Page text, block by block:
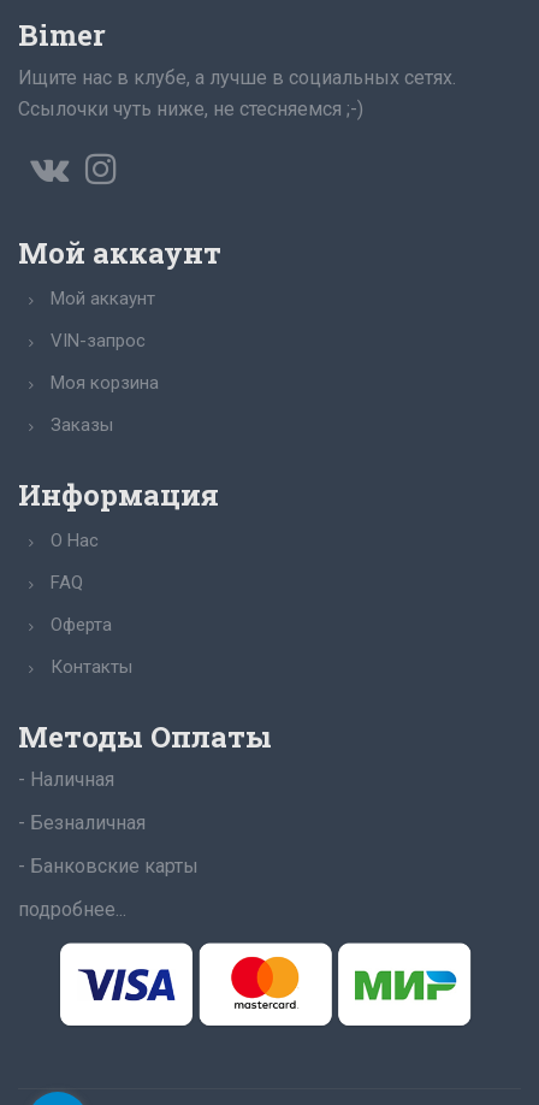
Bimer
Ищите нас в клубе, а лучше в социальных сетях.
Ссылочки чуть ниже, не стесняемся ;-)
Мой аккаунт
Мой аккаунт
VIN-запрос
Моя корзина
Заказы
Информация
О Нас
FAQ
Оферта
Контакты
Методы Оплаты
- Наличная
- Безналичная
- Банковские карты
подробнее...